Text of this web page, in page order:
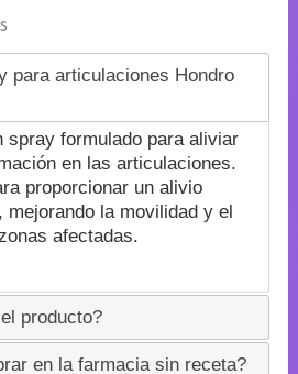
para articulaciones Hondro
spray formulado para aliviar
en las articulaciones.
proporcionar un alivio
la movilidad y el
afectadas.
producto?
en la farmacia sin receta?